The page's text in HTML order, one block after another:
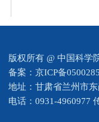
版权所有 @ 中国科学
备案： 京ICP备
地址：甘肃省兰州市
电话：0931-4960977